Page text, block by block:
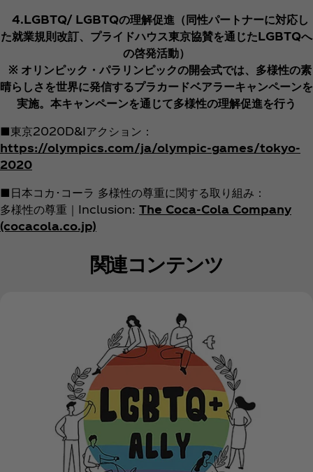
4.LGBTQ/ LGBTQの理解促進（同性パートナーに対応し
た就業規則改訂、プライドハウス東京協賛を通じたLGBTQへ
の啓発活動）
※ オリンピック・パラリンピックの開会式では、多様性の素
晴らしさを世界に発信するプラカードベアラーキャンペーンを
実施。本キャンペーンを通じて多様性の理解促進を行う
■東京2020D&Iアクション：
https://olympics.com/ja/olympic-games/tokyo-
2020
■日本コカ･コーラ 多様性の尊重に関する取り組み：
多様性の尊重｜Inclusion: The Coca‑Cola Company
(cocacola.co.jp)
関連コンテンツ